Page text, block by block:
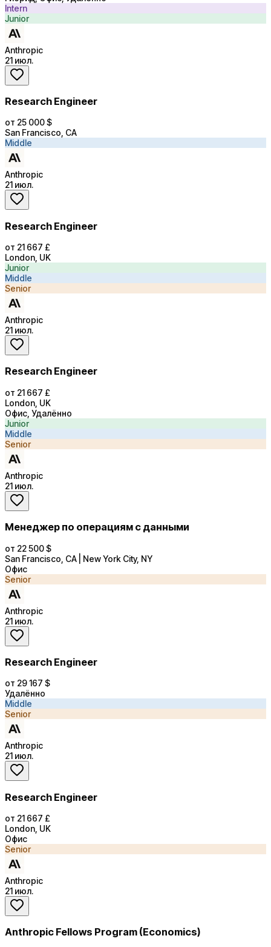
Intern
Junior
Anthropic
21 июл.
Research Engineer
от 25 000 $
San Francisco, CA
Middle
Anthropic
21 июл.
Research Engineer
от 21 667 £
London, UK
Junior
Middle
Senior
Anthropic
21 июл.
Research Engineer
от 21 667 £
London, UK
Офис, Удалённо
Junior
Middle
Senior
Anthropic
21 июл.
Менеджер по операциям с данными
от 22 500 $
San Francisco, CA | New York City, NY
Офис
Senior
Anthropic
21 июл.
Research Engineer
от 29 167 $
Удалённо
Middle
Senior
Anthropic
21 июл.
Research Engineer
от 21 667 £
London, UK
Офис
Senior
Anthropic
21 июл.
Anthropic Fellows Program (Economics)